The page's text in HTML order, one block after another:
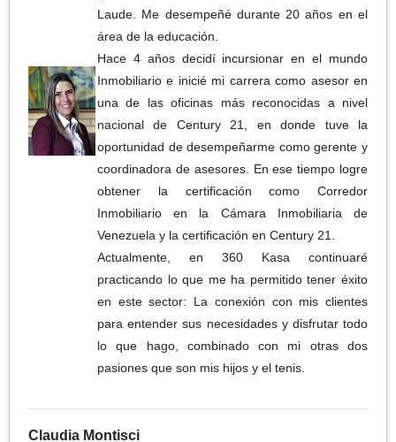
Laude. Me desempeñé durante 20 años en el
área de la educación.
Hace 4 años decidí incursionar en el mundo
Inmobiliario e inicié mi carrera como asesor en
una de las oficinas más reconocidas a nivel
nacional de Century 21, en donde tuve la
oportunidad de desempeñarme como gerente y
coordinadora de asesores. En ese tiempo logre
obtener la certificación como Corredor
Inmobiliario en la Cámara Inmobiliaria de
Venezuela y la certificación en Century 21.
Actualmente, en 360 Kasa continuaré
practicando lo que me ha permitido tener éxito
en este sector: La conexión con mis clientes
para entender sus necesidades y disfrutar todo
lo que hago, combinado con mi otras dos
pasiones que son mis hijos y el tenis.
Claudia Montisci